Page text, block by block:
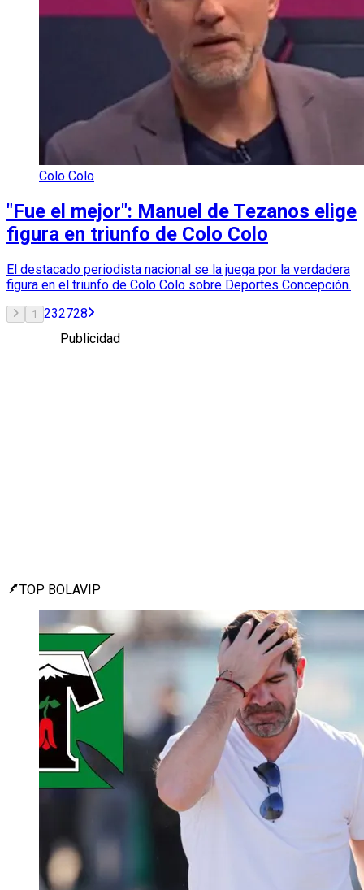
Colo Colo
"Fue el mejor": Manuel de Tezanos elige
figura en triunfo de Colo Colo
El destacado periodista nacional se la juega por la verdadera
figura en el triunfo de Colo Colo sobre Deportes Concepción.
1 232728
Publicidad
TOP BOLAVIP